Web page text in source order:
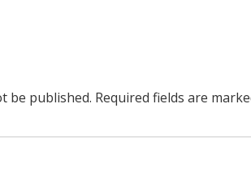
be published. Required fields are